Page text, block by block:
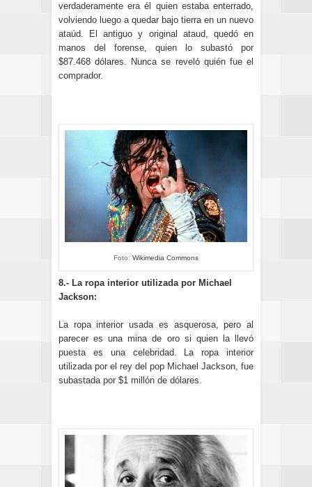
verdaderamente era él quien estaba enterrado,
volviendo luego a quedar bajo tierra en un nuevo
ataúd. El antiguo y original ataud, quedó en
manos del forense, quien lo subastó por
$87.468 dólares. Nunca se reveló quién fue el
comprador.
Foto: Wikimedia Commons
8.- La ropa interior utilizada por Michael
Jackson:
La ropa interior usada es asquerosa, pero al
parecer es una mina de oro si quien la llevó
puesta es una celebridad. La ropa interior
utilizada por el rey del pop Michael Jackson, fue
subastada por $1 millón de dólares.